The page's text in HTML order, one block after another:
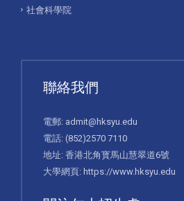
社會科學院
聯絡我們
電郵: admit@hksyu.edu
電話: (852)2570 7110
地址: 香港北角寳馬山慧翠道6號
大學網頁: https://www.hksyu.edu